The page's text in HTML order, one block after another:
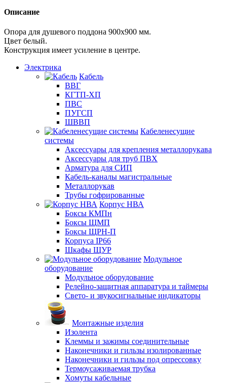
Описание
Опора для душевого поддона 900х900 мм.
Цвет белый.
Конструкция имеет усиление в центре.
Электрика
Кабель
ВВГ
КГТП-ХП
ПВС
ПУГСП
ШВВП
Кабеленесущие
системы
Аксессуары для крепления металлорукава
Аксессуары для труб ПВХ
Арматура для СИП
Кабель-каналы магистральные
Металлорукав
Трубы гофрированные
Корпус НВА
Боксы КМПн
Боксы ЩМП
Боксы ЩРН-П
Корпуса IP66
Шкафы ЩУР
Модульное
оборудование
Модульное оборудование
Релейно-защитная аппаратура и таймеры
Свето- и звукосигнальные индикаторы
Монтажные изделия
Изолента
Клеммы и зажимы соединительные
Наконечники и гильзы изолированные
Наконечники и гильзы под опрессовку
Термоусаживаемая трубка
Хомуты кабельные